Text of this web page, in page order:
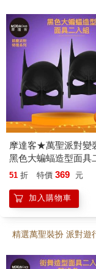
摩達客★萬聖派對變
黑色大蝙蝠造型面具
★Cosplay
51 折 特價 369 元
加入購物車
精選萬聖裝扮 派對遊